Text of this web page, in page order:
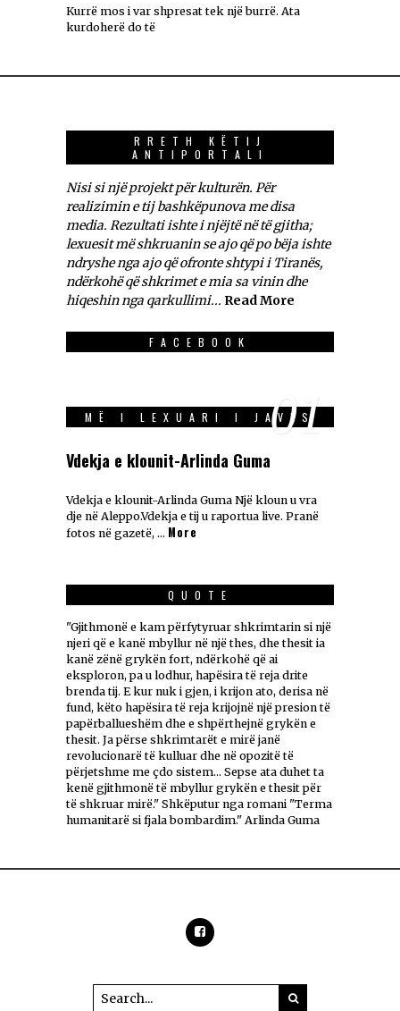
Kurrë mos i var shpresat tek një burrë. Ata
kurdoherë do të
RRETH KËTIJ
ANTIPORTALI
Nisi si një projekt për kulturën. Për
realizimin e tij bashkëpunova me disa
media. Rezultati ishte i njëjtë në të gjitha;
lexuesit më shkruanin se ajo që po bëja ishte
ndryshe nga ajo që ofronte shtypi i Tiranës,
ndërkohë që shkrimet e mia sa vinin dhe
hiqeshin nga qarkullimi... Read More
FACEBOOK
MË I LEXUARI I JAVES
01
Vdekja e klounit-Arlinda Guma
Vdekja e klounit-Arlinda Guma Një kloun u vra
dje në Aleppo.Vdekja e tij u raportua live. Pranë
fotos në gazetë, … More
QUOTE
"Gjithmonë e kam përfytyruar shkrimtarin si një
njeri që e kanë mbyllur në një thes, dhe thesit ia
kanë zënë grykën fort, ndërkohë që ai
eksploron, pa u lodhur, hapësira të reja drite
brenda tij. E kur nuk i gjen, i krijon ato, derisa në
fund, këto hapësira të reja krijojnë një presion të
papërballueshëm dhe e shpërthejnë grykën e
thesit. Ja përse shkrimtarët e mirë janë
revolucionarë të kulluar dhe në opozitë të
përjetshme me çdo sistem... Sepse ata duhet ta
kenë gjithmonë të mbyllur grykën e thesit për
të shkruar mirë." Shkëputur nga romani "Terma
humanitarë si fjala bombardim." Arlinda Guma